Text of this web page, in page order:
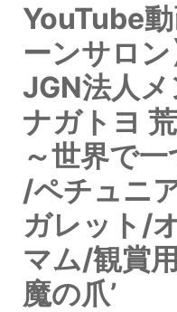
YouTube
ーンサロン
JGN法人
ナガトヨ
～世界で
/ペチュニ
ガレット/
マム/観賞
魔の爪’